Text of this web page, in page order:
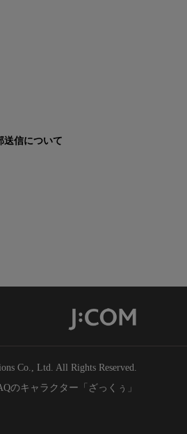
送信について
Co., Ltd. All Rights Reserved.
のキャラクター「ざっくぅ」